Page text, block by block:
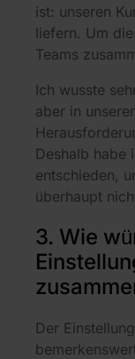
ist: unseren
liefern. Um
Teams
Ich wusste
aber in
Deshalb habe
entschieden,
überhaupt
3. Wie
Der